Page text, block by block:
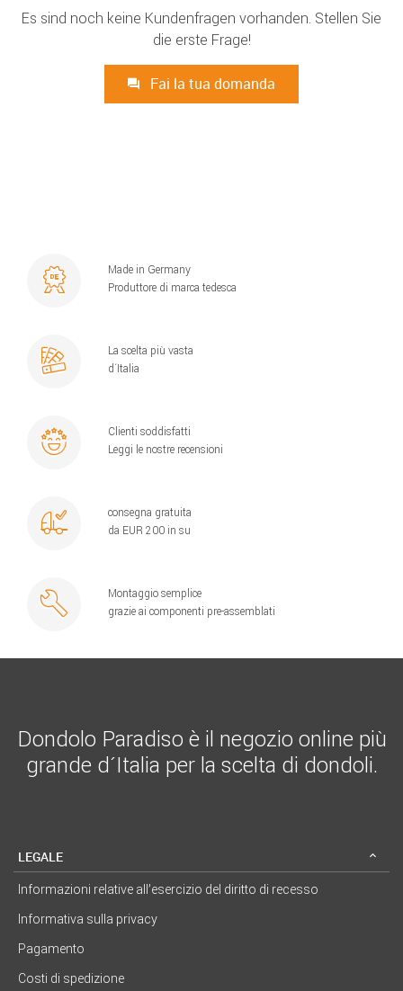
Es sind noch keine Kundenfragen vorhanden. Stellen Sie
die erste Frage!
Fai la tua domanda
Made in Germany
Produttore di marca tedesca
La scelta più vasta
d´Italia
Clienti soddisfatti
Leggi le nostre recensioni
consegna gratuita
da EUR 200 in su
Montaggio semplice
grazie ai componenti pre-assemblati
Dondolo Paradiso è il negozio online più
grande d´Italia per la scelta di dondoli.
LEGALE
Informazioni relative all’esercizio del diritto di recesso
Informativa sulla privacy
Pagamento
Costi di spedizione